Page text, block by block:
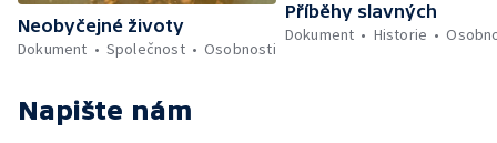
Neobyčejné životy
Dokument
Společnost Osobnosti
Příběhy slavných
Dokument
Historie
Napište nám